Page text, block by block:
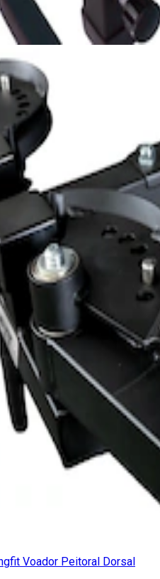
Voador Peitoral Dorsal